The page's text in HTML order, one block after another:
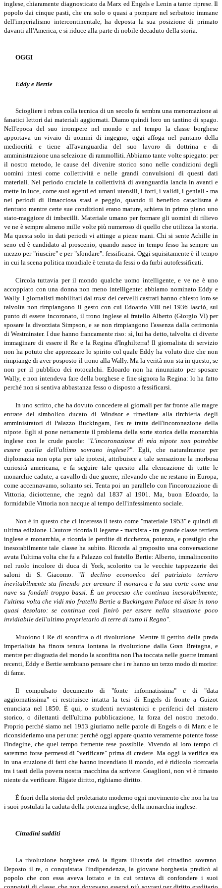
inglese, chiaramente diagnosticato da Marx ed Engels e Lenin a tante riprese. Il
popolo dai cinque pasti, che era solo o quasi a pompare nel serbatoio immane
dell'imperialismo intercontinentale, ha deposta la sua posizione di primato
davanti all'America, e si riduce alla parte di nobile decaduto della storia.
OGGI
Eddy e Bertie
Sciogliere i rebus colla tecnica di un secolo fa sembra una menomazione ai
fanatici lettori dai materiali aggiornati. Diamo quindi loro un tantino di spago.
Nell'epoca del suo irrompere nel mondo e nel tempo la classe borghese
apportava un vivaio di uomini di ingegno; oggi affoga nel pantano della
mediocrità e tiene all'avanguardia del suo lavoro di dottrina e di
amministrazione una selezione di rammolliti. Abbiamo tante volte spiegato: per
il nostro metodo, le cause del divenire storico sono nelle condizioni degli
uomini intesi come collettività e nelle grandi convulsioni di questi dati
materiali. Nel periodo cruciale la collettività di avanguardia lancia in avanti e
mette in luce, come suoi agenti ed umani utensili, i forti, i validi, i geniali - ma
nei periodi di limacciosa stasi e peggio, quando il benefico cataclisma è
rientrato mentre certe sue condizioni erano mature, schiera in primo piano uno
stato-maggiore di imbecilli. Materiale umano per formare gli uomini di rilievo
ve ne è sempre almeno mille volte più numeroso di quello che utilizza la storia.
Ma questa solo in dati periodi vi attinge a piene mani. Chi si sente Achille in
seno ed è candidato al proscenio, quando nasce in tempo fesso ha sempre un
mezzo per "riuscire" e per "sfondare": fessificarsi. Oggi squisitamente è il tempo
in cui la scena politica mondiale è tenuta da fessi o da furbi autofessificati.
Circola tuttavia per il mondo qualche uomo intelligente, e ve ne è uno
accoppiato con una donna non meno intelligente: abbiamo nominato Eddy e
Wally. I giornalisti mobilitati daltrust dei cervelli castrati hanno chiesto loro se
talvolta non rimpiangono il gesto con cui Edoardo VIII nel 1936 lasciò, sul
punto di essere incoronato, il trono inglese al fratello Alberto (Giorgio VI) per
sposare la divorziata Simpson, e se non rimpiangono l'assenza dalla cerimonia
di Westminster. I due hanno francamente riso: sì, lui ha detto, talvolta ci diverte
immaginare di essere il Re e la Regina d'Inghilterra! Il giornalista di servizio
non ha potuto che apprezzare lo spirito col quale Eddy ha voluto dire che non
rimpiange di aver posposto il trono alla Wally. Ma la verità non sta in questo, se
non per il pubblico dei rotocalchi. Edoardo non ha rinunziato per sposare
Wally, e non intendeva fare della borghese e fine signora la Regina: lo ha fatto
perché non si sentiva abbastanza fesso o disposto a fessificarsi.
In uno scritto, che ha dovuto concedere ai giornali per far fronte alle magre
entrate del simbolico ducato di Windsor e rimediare alla tirchieria degli
amministratori di Palazzo Buckingam, l'ex re tratta dell'incoronazione della
nipote. Egli si pone nettamente il problema della sorte storica della monarchia
inglese con le crude parole: "L'incoronazione di mia nipote non potrebbe
essere quella dell'ultimo sovrano inglese?". Egli, che naturalmente per
diplomazia non opta per tale ipotesi, attribuisce a tale sensazione la morbosa
curiosità americana, e fa seguire tale quesito alla elencazione di tutte le
monarchie cadute, a cavallo di due guerre, rilevando che ne restano in Europa,
come accennavamo, soltanto sei. Tenta poi un parallelo con l'incoronazione di
Vittoria, diciottenne, che regnò dal 1837 al 1901. Ma, buon Edoardo, la
formidabile Vittoria non nacque al tempo dell'infessimento sociale.
Non è in questo che ci interessa il testo come "materiale 1953" e quindi di
ultima edizione. L'autore ricorda il legame - marxista - tra grande classe terriera
inglese e monarchia, e ricorda le perdite di ricchezza, potenza, e prestigio che
inesorabilmente tale classe ha subìto. Ricorda al proposito una conversazione
avuta l'ultima volta che fu a Palazzo col fratello Bertie: Alberto, immalinconito
nel ruolo incolore di duca di York, scolorito tra le vecchie tappezzerie dei
saloni di S. Giacomo. "Il declino economico del patriziato terriero
inevitabilmente sta finendo per arenare il monarca e la sua corte come una
nave su fondali troppo bassi. È un processo che continua inesorabilmente;
l'ultima volta che vidi mio fratello Bertie a Buckingam Palace mi disse in tono
quasi desolato: se continua così finirò per essere nella situazione poco
invidiabile dell'ultimo proprietario di terre di tutto il Regno".
Muoiono i Re di sconfitta o di rivoluzione. Mentre il gettito della preda
imperialista ha finora tenuta lontana la rivoluzione dalla Gran Bretagna, e
mentre per disgrazia del mondo la sconfitta non l'ha toccata nelle guerre immani
recenti, Eddy e Bertie sembrano pensare che i re hanno un terzo modo di morire:
di fame.
Il compulsato documento di "fonte informatissima" e di "data
aggiornatissima" ci restituisce intatta la tesi di Engels di fronte a Guizot
enunciata nel 1850. È qui, o studenti nevrastenici e periferici del mistero
storico, o dilettanti dell'ultima pubblicazione, la forza del nostro metodo.
Proprio perché siamo nel 1953 giuriamo nelle parole di Engels o di Marx e le
riconsideriamo una per una: perché oggi appare quanto veramente potente fosse
l'indagine, che quel tempo fremente rese possibile. Vivendo al loro tempo ci
saremmo forse permessi di "verificare" prima di credere. Ma oggi la verifica sta
in una eruzione di fatti che hanno incendiato il mondo, ed è ridicolo ricercarla
tra i tasti della povera nostra macchina da scrivere. Guaglioni, non vi è rimasto
niente da verificare. Rigate diritto, righiamo diritto.
È fuori della storia del proletariato moderno ogni movimento che non ha tra
i suoi postulati la caduta della potenza inglese, della monarchia inglese.
Cittadini sudditi
La rivoluzione borghese creò la figura illusoria del cittadino sovrano.
Deposto il re, o conquistata l'indipendenza, la giovane borghesia predicò al
popolo che con essa aveva lottato e in cui tentava di confondere i suoi